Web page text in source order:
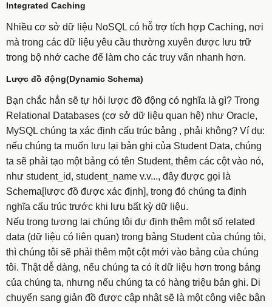
​​​​​​​Integrated Caching
Nhiều cơ sở dữ liệu NoSQL có hỗ trợ tích hợp Caching, nơi
mà trong các dữ liệu yêu cầu thường xuyên được lưu trữ
trong bộ nhớ cache để làm cho các truy vấn nhanh hơn.
Lược đồ động(Dynamic Schema)
Bạn chắc hẳn sẽ tự hỏi lược đồ động có nghĩa là gì? Trong
Relational Databases (cơ sở dữ liệu quan hệ) như Oracle,
MySQL chúng ta xác định cấu trúc bảng , phải không? Ví dụ:
nếu chúng ta muốn lưu lại bản ghi của Student Data, chúng
ta sẽ phải tạo một bảng có tên Student, thêm các cột vào nó,
như student_id, student_name v.v..., đây được gọi là
Schema[lược đồ được xác định], trong đó chúng ta định
nghĩa cấu trúc trước khi lưu bất kỳ dữ liệu.
Nếu trong tương lai chúng tôi dự định thêm một số related
data (dữ liệu có liên quan) trong bảng Student của chúng tôi,
thì chúng tôi sẽ phải thêm một cột mới vào bảng của chúng
tôi. Thật dễ dàng, nếu chúng ta có ít dữ liệu hơn trong bảng
của chúng ta, nhưng nếu chúng ta có hàng triệu bản ghi. Di
chuyển sang giản đồ được cập nhật sẽ là một công việc bận